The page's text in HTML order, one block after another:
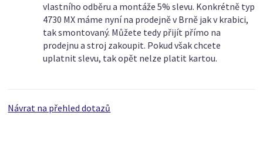
vlastního odběru a montáže 5% slevu. Konkrétně typ
4730 MX máme nyní na prodejně v Brně jak v krabici,
tak smontovaný. Můžete tedy přijít přímo na
prodejnu a stroj zakoupit. Pokud však chcete
uplatnit slevu, tak opět nelze platit kartou.
Návrat na přehled dotazů